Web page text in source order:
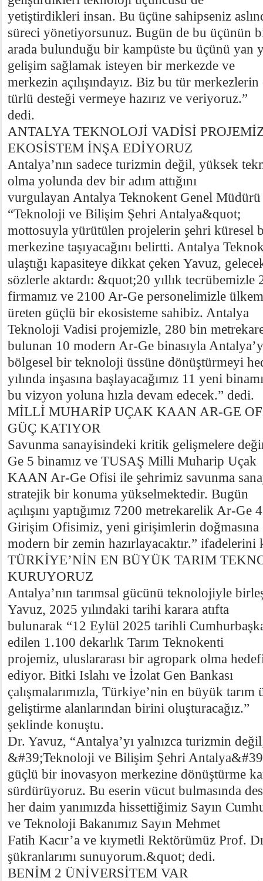
yetiştirdikleri insan. Bu üçüne sahipseniz
süreci yönetiyorsunuz. Bugün de bu üçünün
arada bulunduğu bir kampüste bu üçünü yan
gelişim sağlamak isteyen bir merkezde ve
merkezin açılışındayız. Biz bu tür
türlü desteği vermeye hazırız ve veriyoruz.”
dedi.
ANTALYA TEKNOLOJİ VADİSİ
EKOSİSTEM İNŞA EDİYORUZ
Antalya’nın sadece turizmin değil, yüksek
olma yolunda dev bir adım attığını
vurgulayan Antalya Teknokent Genel
“Teknoloji ve Bilişim Şehri Antalya&quot;
mottosuyla yürütülen projelerin şehri küresel
merkezine taşıyacağını belirtti. Antalya
ulaştığı kapasiteye dikkat çeken Yavuz,
sözlerle aktardı: &quot;20 yıllık tecrübemizle
firmamız ve 2100 Ar-Ge personelimizle
üreten güçlü bir ekosisteme sahibiz. Antalya
Teknoloji Vadisi projemizle, 280 bin
bulunan 10 modern Ar-Ge binasıyla
bölgesel bir teknoloji üssüne dönüştürmeyi
yılında inşasına başlayacağımız 11 yeni
bu vizyon yoluna hızla devam edecek.” dedi.
MİLLİ MUHARİP UÇAK KAAN AR-GE
GÜÇ KATIYOR
Savunma sanayisindeki kritik gelişmelere
Ge 5 binamız ve TUSAŞ Milli Muharip Uçak
KAAN Ar-Ge Ofisi ile şehrimiz savunma
stratejik bir konuma yükselmektedir. Bugün
açılışını yaptığımız 7200 metrekarelik Ar-Ge
Girişim Ofisimiz, yeni girişimlerin doğmasına
modern bir zemin hazırlayacaktır.” ifadelerini
TÜRKİYE’NİN EN BÜYÜK TARIM
KURUYORUZ
Antalya’nın tarımsal gücünü teknolojiyle
Yavuz, 2025 yılındaki tarihi karara atıfta
bulunarak “12 Eylül 2025 tarihli
edilen 1.100 dekarlık Tarım Teknokenti
projemiz, uluslararası bir agropark olma
ediyor. Bitki Islahı ve İzolat Gen Bankası
çalışmalarımızla, Türkiye’nin en büyük
geliştirme alanlarından birini oluşturacağız.”
şeklinde konuştu.
Dr. Yavuz, “Antalya’yı yalnızca turizmin
&#39;Teknoloji ve Bilişim Şehri
güçlü bir inovasyon merkezine dönüştürme
sürdürüyoruz. Bu eserin vücut bulmasında
her daim yanımızda hissettiğimiz Sayın
ve Teknoloji Bakanımız Sayın Mehmet
Fatih Kacır’a ve kıymetli Rektörümüz Prof.
şükranlarımı sunuyorum.&quot; dedi.
BENİM 2 ÜNİVERSİTEM VAR